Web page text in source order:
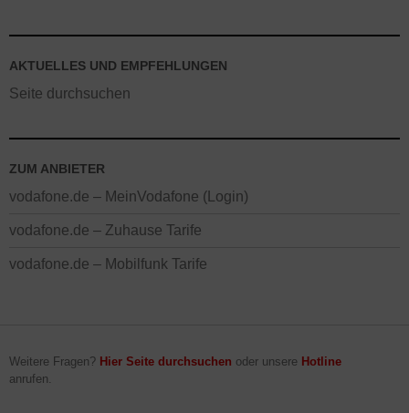
AKTUELLES UND EMPFEHLUNGEN
Seite durchsuchen
ZUM ANBIETER
vodafone.de – MeinVodafone (Login)
vodafone.de – Zuhause Tarife
vodafone.de – Mobilfunk Tarife
Weitere Fragen? Hier Seite durchsuchen oder unsere Hotline
anrufen.